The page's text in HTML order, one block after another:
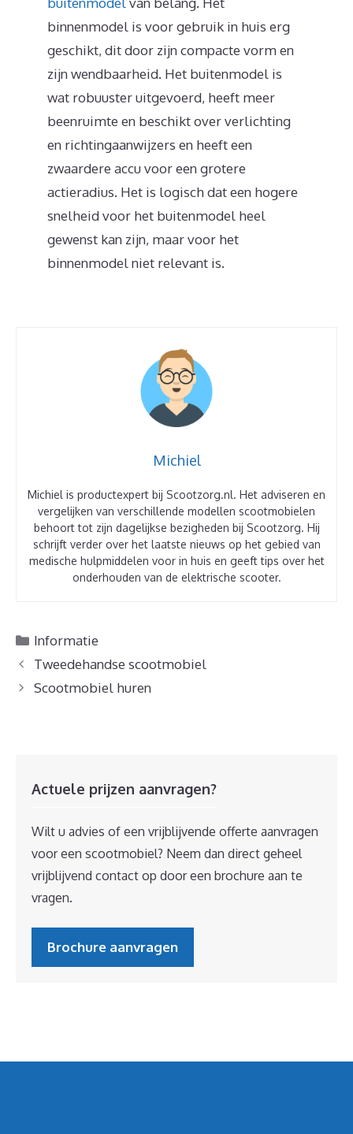
binnenmodel is voor gebruik in huis erg
geschikt, dit door zijn compacte vorm en
zijn wendbaarheid. Het buitenmodel is
wat robuuster uitgevoerd, heeft meer
beenruimte en beschikt over verlichting
en richtingaanwijzers en heeft een
zwaardere accu voor een grotere
actieradius. Het is logisch dat een hogere
snelheid voor het buitenmodel heel
gewenst kan zijn, maar voor het
binnenmodel niet relevant is.
Michiel
Michiel is productexpert bij Scootzorg.nl. Het adviseren en
vergelijken van verschillende modellen scootmobielen
behoort tot zijn dagelijkse bezigheden bij Scootzorg. Hij
schrijft verder over het laatste nieuws op het gebied van
medische hulpmiddelen voor in huis en geeft tips over het
onderhouden van de elektrische scooter.
Categorieën
Informatie
Berichtnavigatie
Tweedehandse scootmobiel
Scootmobiel huren
Actuele prijzen aanvragen?
Wilt u advies of een vrijblijvende offerte aanvragen
voor een scootmobiel? Neem dan direct geheel
vrijblijvend contact op door een brochure aan te
vragen.
Brochure aanvragen